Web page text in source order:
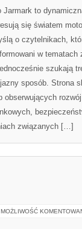
Jarmark to
się światem
o czytelnikach,
w
szukają
sposób. Strona
obserwujących
związanych […]
MOŻLIWOŚĆ